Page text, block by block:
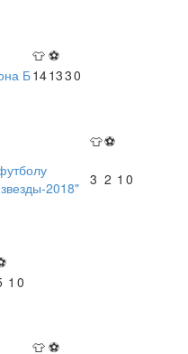
👕 ⚽
Б141330
👕⚽
2018" 3 2 1 0
1 0
👕 ⚽